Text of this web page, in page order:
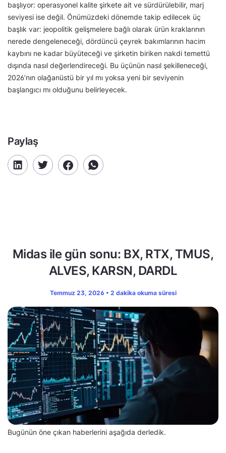
başlıyor: operasyonel kalite şirkete ait ve sürdürülebilir, marj
seviyesi ise değil. Önümüzdeki dönemde takip edilecek üç
başlık var: jeopolitik gelişmelere bağlı olarak ürün kraklarının
nerede dengeleneceği, dördüncü çeyrek bakımlarının hacim
kaybını ne kadar büyüteceği ve şirketin biriken nakdi temettü
dışında nasıl değerlendireceği. Bu üçünün nasıl şekilleneceği,
2026’nın olağanüstü bir yıl mı yoksa yeni bir seviyenin
başlangıcı mı olduğunu belirleyecek.
Paylaş
Midas ile gün sonu: BX, RTX, TMUS,
ALVES, KARSN, DARDL
Temmuz 23, 2026 • 2 dakika okuma süresi
Bugünün öne çıkan haberlerini aşağıda derledik.